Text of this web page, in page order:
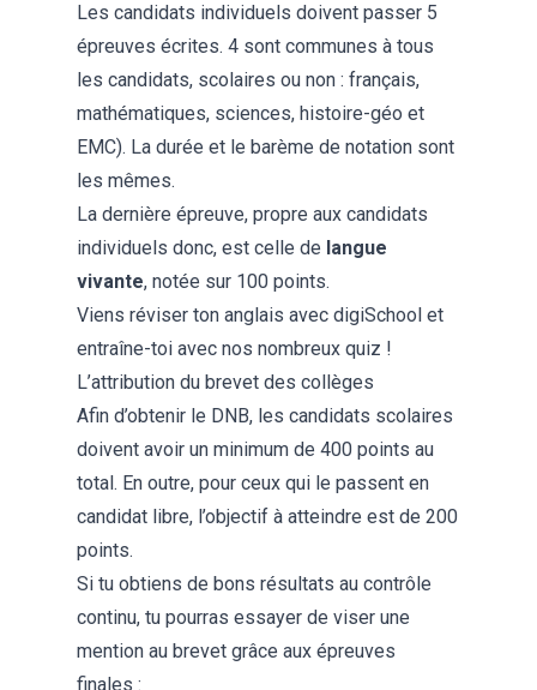
Les candidats individuels doivent passer 5
épreuves écrites. 4 sont communes à tous
les candidats, scolaires ou non : français,
mathématiques, sciences, histoire-géo et
EMC). La durée et le barème de notation sont
les mêmes.
La dernière épreuve, propre aux candidats
individuels donc, est celle de langue
vivante, notée sur 100 points.
Viens réviser ton anglais avec digiSchool et
entraîne-toi avec nos nombreux quiz !
L’attribution du brevet des collèges
Afin d’obtenir le DNB, les candidats scolaires
doivent avoir un minimum de 400 points au
total. En outre, pour ceux qui le passent en
candidat libre, l’objectif à atteindre est de 200
points.
Si tu obtiens de bons résultats au contrôle
continu, tu pourras essayer de viser une
mention au brevet grâce aux épreuves
finales :